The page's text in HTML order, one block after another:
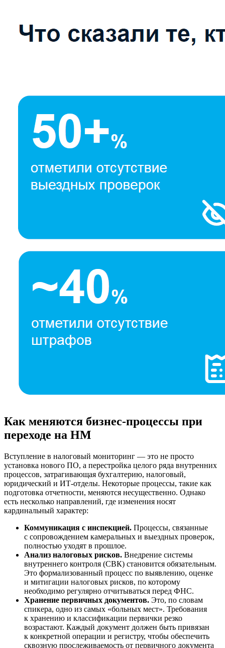
Как меняются бизнес-процессы при
переходе на НМ
Вступление в налоговый мониторинг — это не просто
установка нового ПО, а перестройка целого ряда внутренних
процессов, затрагивающая бухгалтерию, налоговый,
юридический и ИТ-отделы. Некоторые процессы, такие как
подготовка отчетности, меняются несущественно. Однако
есть несколько направлений, где изменения носят
кардинальный характер:
Коммуникация с инспекцией. Процессы, связанные
с сопровождением камеральных и выездных проверок,
полностью уходят в прошлое.
Анализ налоговых рисков. Внедрение системы
внутреннего контроля (СВК) становится обязательным.
Это формализованный процесс по выявлению, оценке
и митигации налоговых рисков, по которому
необходимо регулярно отчитываться перед ФНС.
Хранение первичных документов. Это, по словам
спикера, одно из самых «больных мест». Требования
к хранению и классификации первички резко
возрастают. Каждый документ должен быть привязан
к конкретной операции и регистру, чтобы обеспечить
сквозную прослеживаемость от первичного документа